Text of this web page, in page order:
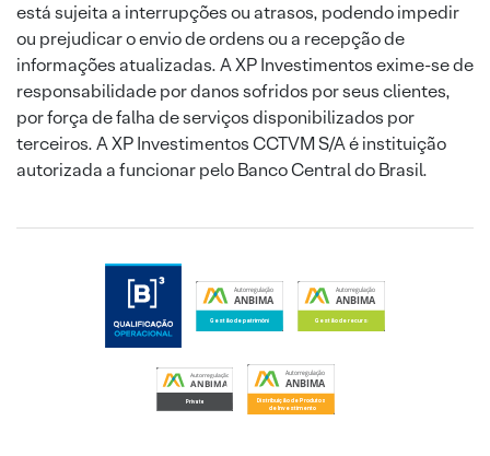
está sujeita a interrupções ou atrasos, podendo impedir
ou prejudicar o envio de ordens ou a recepção de
informações atualizadas. A XP Investimentos exime-se de
responsabilidade por danos sofridos por seus clientes,
por força de falha de serviços disponibilizados por
terceiros. A XP Investimentos CCTVM S/A é instituição
autorizada a funcionar pelo Banco Central do Brasil.